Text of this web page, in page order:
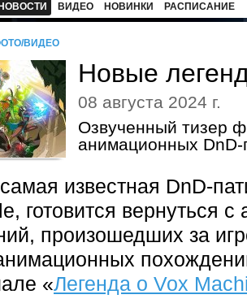
НОВОСТИ ВИДЕО НОВИНКИ РАСПИСАНИЕ
ВИДЕО
Новые
08 августа 2024 г.
Озвученный тизер
анимационных
известная DnD-
готовится вернуться с
произошедших за
«Легенда о Vox